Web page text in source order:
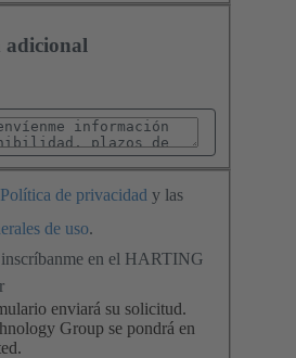
Política de privacidad y las
de uso.
en el HARTING
enviará su solicitud.
Group se pondrá en